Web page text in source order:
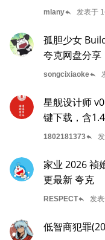
mlanyreply 发表于
孤胆少女
夸克网盘分享
songcixiaokereply
星舰设计师
键下载，含
1802181373reply
家业 2026 祯
更最新 夸克
RESPECTreply 发
低智商犯罪